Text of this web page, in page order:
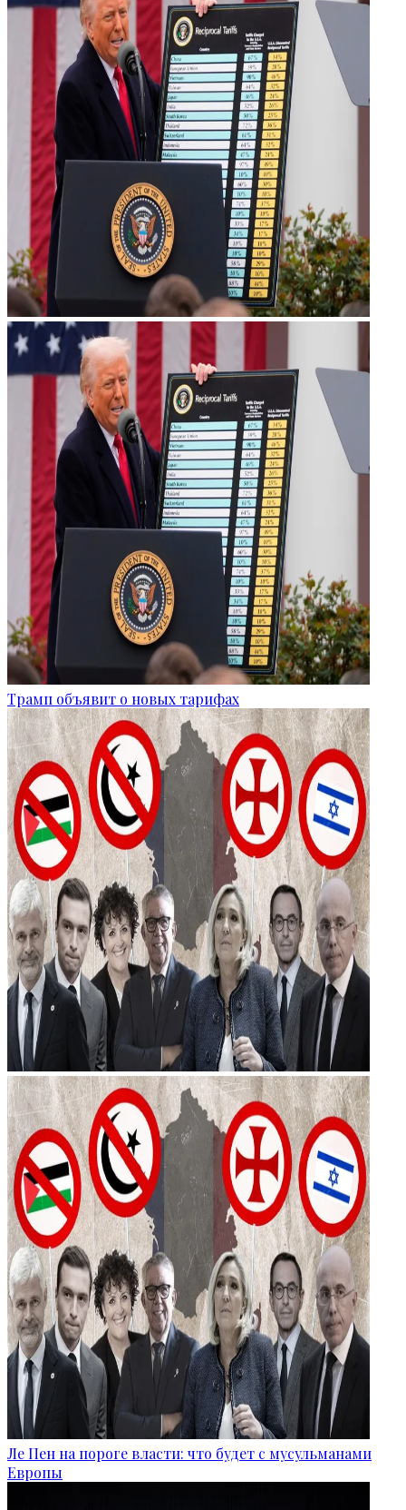
Трамп объявит о новых тарифах
Ле Пен на пороге власти: что будет с мусульманами
Европы